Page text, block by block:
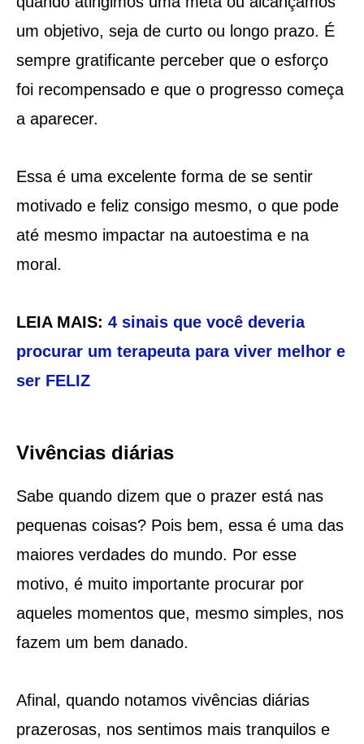
um objetivo, seja de curto ou longo prazo. É
sempre gratificante perceber que o esforço
foi recompensado e que o progresso começa
a aparecer.
Essa é uma excelente forma de se sentir
motivado e feliz consigo mesmo, o que pode
até mesmo impactar na autoestima e na
moral.
LEIA MAIS: 4 sinais que você deveria
procurar um terapeuta para viver melhor e
ser FELIZ
Vivências diárias
Sabe quando dizem que o prazer está nas
pequenas coisas? Pois bem, essa é uma das
maiores verdades do mundo. Por esse
motivo, é muito importante procurar por
aqueles momentos que, mesmo simples, nos
fazem um bem danado.
Afinal, quando notamos vivências diárias
prazerosas, nos sentimos mais tranquilos e